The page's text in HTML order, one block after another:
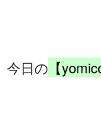
今日の 【